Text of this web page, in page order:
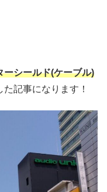
ーシールド(ケーブル)
た記事になります！